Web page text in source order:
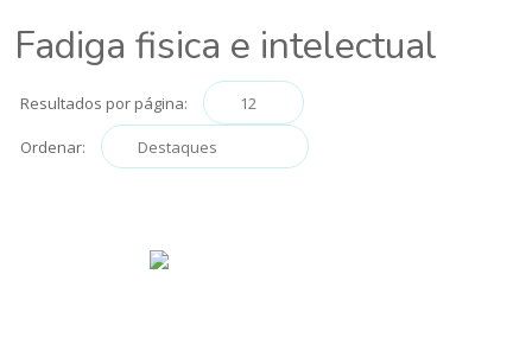
Fadiga fisica e intelectual
Resultados por página:
Ordenar: